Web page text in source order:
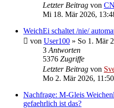
Letzter Beitrag von
Mi 18. Mär 2026,
WeichEi schaltet /nie/
von User100 » So 1. Mär
3 Antworten
5376 Zugriffe
Letzter Beitrag von
Mo 2. Mär 2026, 11:50
Nachfrage: M-Gleis
gefaehrlich ist das?